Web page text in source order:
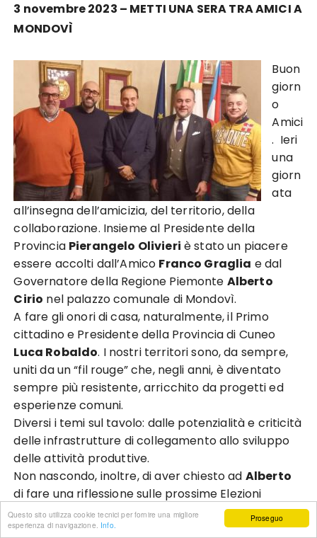
Proseguo
Questo sito utilizza cookie tecnici per fornire una migliore
esperienza di navigazione. Info.
3 novembre 2023 – METTI UNA SERA TRA AMICI A
MONDOVÌ
Buon
giorn
o
Amici
. Ieri
una
giorn
ata
all’insegna dell’amicizia, del territorio, della
collaborazione. Insieme al Presidente della
Provincia Pierangelo Olivieri è stato un piacere
essere accolti dall’Amico Franco Graglia e dal
Governatore della Regione Piemonte Alberto
Cirio nel palazzo comunale di Mondovì.
A fare gli onori di casa, naturalmente, il Primo
cittadino e Presidente della Provincia di Cuneo
Luca Robaldo. I nostri territori sono, da sempre,
uniti da un “fil rouge” che, negli anni, è diventato
sempre più resistente, arricchito da progetti ed
esperienze comuni.
Diversi i temi sul tavolo: dalle potenzialità e criticità
delle infrastrutture di collegamento allo sviluppo
delle attività produttive.
Non nascondo, inoltre, di aver chiesto ad Alberto
di fare una riflessione sulle prossime Elezioni
Europee. Se da Governatore è stato sempre vicino
anche alla nostra Provincia, nessuno di noi